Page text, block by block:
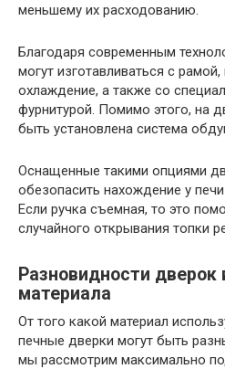
меньшему их расходованию.
Благодаря современным
могут изготавливаться с
охлаждение, а также со
фурнитурой. Помимо этого, на
быть установлена система
Оснащенные такими опциями
обезопасить нахождение у
Если ручка съемная, то это
случайного открывания топки
Разновидности дверок
материала
От того какой материал
печные дверки могут быть
мы рассмотрим максимально